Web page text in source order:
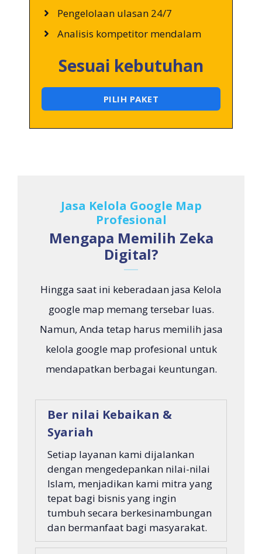
Pengelolaan ulasan 24/7
Analisis kompetitor mendalam
Sesuai kebutuhan
PILIH PAKET
Jasa Kelola Google Map
Profesional
Mengapa Memilih Zeka
Digital?
Hingga saat ini keberadaan jasa Kelola
google map memang tersebar luas.
Namun, Anda tetap harus memilih jasa
kelola google map profesional untuk
mendapatkan berbagai keuntungan.
Ber nilai Kebaikan &
Syariah
Setiap layanan kami dijalankan
dengan mengedepankan nilai-nilai
Islam, menjadikan kami mitra yang
tepat bagi bisnis yang ingin
tumbuh secara berkesinambungan
dan bermanfaat bagi masyarakat.